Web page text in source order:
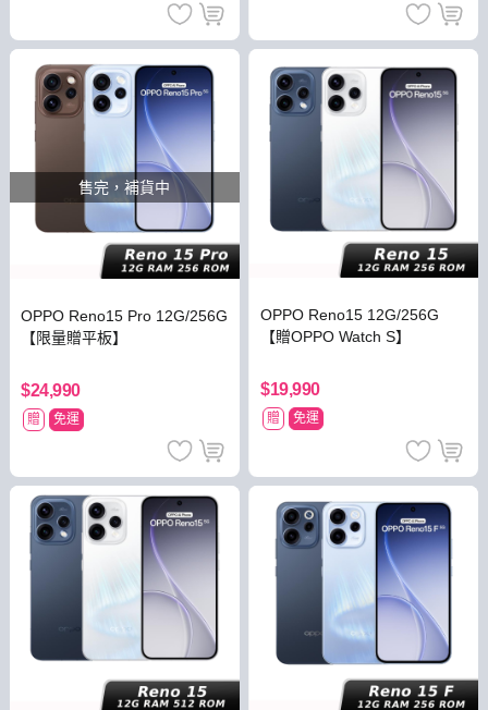
售完，補貨中
OPPO Reno15 Pro 12G/256G
【限量贈平板】
$24,990
贈 免運
OPPO Reno15 12G/256G
【贈OPPO Watch S】
$19,990
贈 免運